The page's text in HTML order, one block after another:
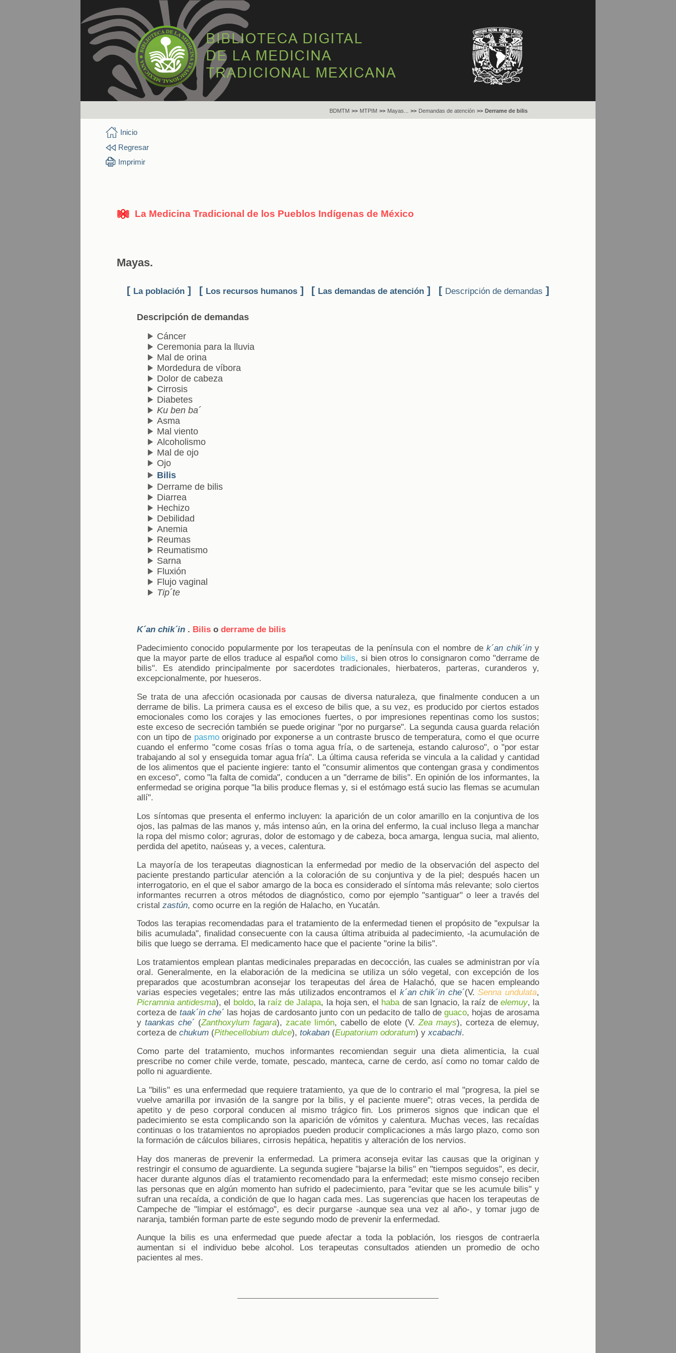
BDMTM >> MTPIM >> Mayas... >> Demandas de atención >> Derrame de bilis
Inicio
Regresar
Imprimir
La Medicina Tradicional de los Pueblos Indígenas de México
Mayas.
[ La población ] [ Los recursos humanos ] [ Las demandas de atención ] [ Descripción de demandas ]
Descripción de demandas
Cáncer
Ceremonia para la lluvia
Mal de orina
Mordedura de víbora
Dolor de cabeza
Cirrosis
Diabetes
Ku ben ba´
Asma
Mal viento
Alcoholismo
Mal de ojo
Ojo
Bilis
Derrame de bilis
Diarrea
Hechizo
Debilidad
Anemia
Reumas
Reumatismo
Sarna
Fluxión
Flujo vaginal
Tip´te
K´an chik´in . Bilis o derrame de bilis
Padecimiento conocido popularmente por los terapeutas de la península con el nombre dek´an chik´iny
que la mayor parte de ellos traduce al español como bilis, si bien otros lo consignaron como "derrame de
bilis". Es atendido principalmente por sacerdotes tradicionales, hierbateros, parteras, curanderos y,
excepcionalmente, por hueseros.
Se trata de una afección ocasionada por causas de diversa naturaleza, que finalmente conducen a un
derrame de bilis. La primera causa es el exceso de bilis que, a su vez, es producido por ciertos estados
emocionales como los corajes y las emociones fuertes, o por impresiones repentinas como los sustos;
este exceso de secreción también se puede originar "por no purgarse". La segunda causa guarda relación
con un tipo de pasmooriginado por exponerse a un contraste brusco de temperatura, como el que ocurre
cuando el enfermo "come cosas frías o toma agua fría, o de sarteneja, estando caluroso", o "por estar
trabajando al sol y enseguida tomar agua fría". La última causa referida se vincula a la calidad y cantidad
de los alimentos que el paciente ingiere: tanto el "consumir alimentos que contengan grasa y condimentos
en exceso", como "la falta de comida", conducen a un "derrame de bilis". En opinión de los informantes, la
enfermedad se origina porque "la bilis produce flemas y, si el estómago está sucio las flemas se acumulan
allí".
Los síntomas que presenta el enfermo incluyen: la aparición de un color amarillo en la conjuntiva de los
ojos, las palmas de las manos y, más intenso aún, en la orina del enfermo, la cual incluso llega a manchar
la ropa del mismo color; agruras, dolor de estomago y de cabeza, boca amarga, lengua sucia, mal aliento,
perdida del apetito, naúseas y, a veces, calentura.
La mayoría de los terapeutas diagnostican la enfermedad por medio de la observación del aspecto del
paciente prestando particular atención a la coloración de su conjuntiva y de la piel; después hacen un
interrogatorio, en el que el sabor amargo de la boca es considerado el síntoma más relevante; solo ciertos
informantes recurren a otros métodos de diagnóstico, como por ejemplo "santiguar" o leer a través del
cristal zastún, como ocurre en la región de Halacho, en Yucatán.
Todos las terapias recomendadas para el tratamiento de la enfermedad tienen el propósito de "expulsar la
bilis acumulada", finalidad consecuente con la causa última atribuida al padecimiento, -la acumulación de
bilis que luego se derrama. El medicamento hace que el paciente "orine la bilis".
Los tratamientos emplean plantas medicinales preparadas en decocción, las cuales se administran por vía
oral. Generalmente, en la elaboración de la medicina se utiliza un sólo vegetal, con excepción de los
preparados que acostumbran aconsejar los terapeutas del área de Halachó, que se hacen empleando
varias especies vegetales; entre las más utilizados encontramos el k´an chik´in che´(V.Senna undulata,
Picramnia antidesma), el boldo, la raíz de Jalapa, la hoja sen, el habade san Ignacio, la raíz de elemuy, la
corteza de taak´in che´ las hojas de cardosanto junto con un pedacito de tallo deguaco, hojas de arosama
y taankas che´ (Zanthoxylum fagara), zacate limón, cabello de elote (V.Zea mays), corteza de elemuy,
corteza de chukum (Pithecellobium dulce), tokaban (Eupatorium odoratum) yxcabachi.
Como parte del tratamiento, muchos informantes recomiendan seguir una dieta alimenticia, la cual
prescribe no comer chile verde, tomate, pescado, manteca, carne de cerdo, así como no tomar caldo de
pollo ni aguardiente.
La "bilis" es una enfermedad que requiere tratamiento, ya que de lo contrario el mal "progresa, la piel se
vuelve amarilla por invasión de la sangre por la bilis, y el paciente muere"; otras veces, la perdida de
apetito y de peso corporal conducen al mismo trágico fin. Los primeros signos que indican que el
padecimiento se esta complicando son la aparición de vómitos y calentura. Muchas veces, las recaídas
continuas o los tratamientos no apropiados pueden producir complicaciones a más largo plazo, como son
la formación de cálculos biliares, cirrosis hepática, hepatitis y alteración de los nervios.
Hay dos maneras de prevenir la enfermedad. La primera aconseja evitar las causas que la originan y
restringir el consumo de aguardiente. La segunda sugiere "bajarse la bilis" en "tiempos seguidos", es decir,
hacer durante algunos días el tratamiento recomendado para la enfermedad; este mismo consejo reciben
las personas que en algún momento han sufrido el padecimiento, para "evitar que se les acumule bilis" y
sufran una recaída, a condición de que lo hagan cada mes. Las sugerencias que hacen los terapeutas de
Campeche de "limpiar el estómago", es decir purgarse -aunque sea una vez al año-, y tomar jugo de
naranja, también forman parte de este segundo modo de prevenir la enfermedad.
Aunque la bilis es una enfermedad que puede afectar a toda la población, los riesgos de contraerla
aumentan si el individuo bebe alcohol. Los terapeutas consultados atienden un promedio de ocho
pacientes al mes.